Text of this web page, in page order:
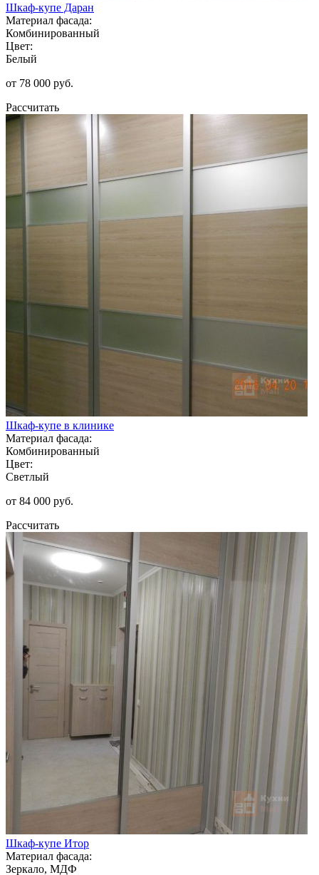
Шкаф-купе Даран
Материал фасада:
Комбинированный
Цвет:
Белый
от 78 000 руб.
Рассчитать
Шкаф-купе в клинике
Материал фасада:
Комбинированный
Цвет:
Светлый
от 84 000 руб.
Рассчитать
Шкаф-купе Итор
Материал фасада:
Зеркало, МДФ